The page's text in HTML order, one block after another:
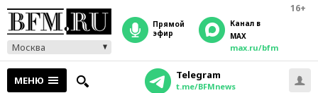
16+
Москва
прямой
эфир
Канал в
MAX
max.ru/bfm
МЕНЮ Telegram
t.me/BFMnews